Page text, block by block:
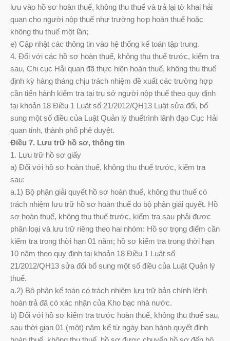
lưu vào hồ sơ hoàn thuế, không thu thuế và trả lại tờ khai hải
quan cho người nộp thuế như trường hợp hoàn thuế hoặc
không thu thuế một lần;
e) Cập nhật các thông tin vào hệ thống kế toán tập trung.
4. Đối với các hồ sơ hoàn thuế, không thu thuế trước, kiểm tra
sau, Chi cục Hải quan đã thực hiện hoàn thuế, không thu thuế
định kỳ hàng tháng chịu trách nhiệm đề xuất các trường hợp
cần tiến hành kiểm tra tại trụ sở người nộp thuế theo quy định
tại khoản 18 Điều 1 Luật số 21/2012/QH13 Luật sửa đổi, bổ
sung một số điều của Luật Quản lý thuếtrình lãnh đạo Cục Hải
quan tỉnh, thành phố phê duyệt.
Điều 7. Lưu trữ hồ sơ, thông tin
1. Lưu trữ hồ sơ giấy
a) Đối với hồ sơ hoàn thuế, không thu thuế trước, kiểm tra
sau:
a.1) Bộ phận giải quyết hồ sơ hoàn thuế, không thu thuế có
trách nhiệm lưu trữ hồ sơ hoàn thuế do bộ phận giải quyết. Hồ
sơ hoàn thuế, không thu thuế trước, kiểm tra sau phải được
phân loại và lưu trữ riêng theo hai nhóm: Hồ sơ trọng điểm cần
kiểm tra trong thời hạn 01 năm; hồ sơ kiểm tra trong thời hạn
10 năm theo quy định tại khoản 18 Điều 1 Luật số
21/2012/QH13 sửa đổi bổ sung một số điều của Luật Quản lý
thuế.
a.2) Bộ phận kế toán có trách nhiệm lưu trữ bản chính lệnh
hoàn trả đã có xác nhận của Kho bạc nhà nước.
b) Đối với hồ sơ kiểm tra trước hoàn thuế, không thu thuế sau,
sau thời gian 01 (một) năm kể từ ngày ban hành quyết định